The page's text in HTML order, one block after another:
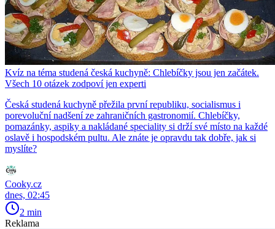
Kvíz na téma studená česká kuchyně: Chlebíčky jsou jen začátek.
Všech 10 otázek zodpoví jen experti
Česká studená kuchyně přežila první republiku, socialismus i
porevoluční nadšení ze zahraničních gastronomií. Chlebíčky,
pomazánky, aspiky a nakládané speciality si drží své místo na každé
oslavě i hospodském pultu. Ale znáte je opravdu tak dobře, jak si
myslíte?
Cooky.cz
dnes, 02:45
2 min
Reklama